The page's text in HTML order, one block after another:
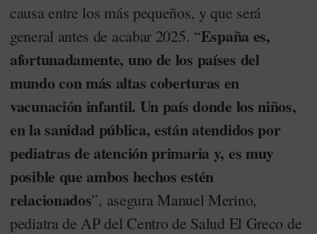
causa entre los más pequeños, y que será
general antes de acabar 2025. “España es,
afortunadamente, uno de los países del
mundo con más altas coberturas en
vacunación infantil. Un país donde los niños,
en la sanidad pública, están atendidos por
pediatras de atención primaria y, es muy
posible que ambos hechos estén
relacionados”, asegura Manuel Merino,
pediatra de AP del Centro de Salud El Greco de